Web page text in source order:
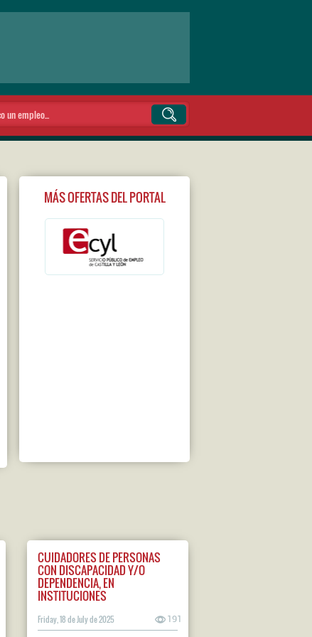
MÁS OFERTAS DEL PORTAL
CUIDADORES DE PERSONAS
CON DISCAPACIDAD Y/O
DEPENDENCIA, EN
INSTITUCIONES
Friday, 18 de July de 2025 191